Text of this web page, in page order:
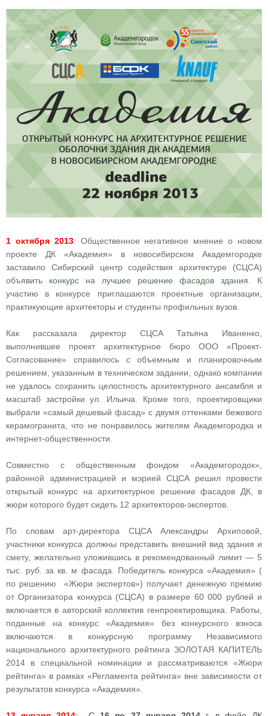
1 октября 2013: Общественное негативное мнение о новом
проекте ДК «Академия» в новосибирском Академгородке
заставило Сибирский центр содействия архитектуре (СЦСА)
объявить конкурс на лучшее решение фасадов здания . К
участию в конкурсе приглашаются проектные организации,
практикующие архитекторы и студенты профильных вузов.
Как рассказала директор СЦСА Татьяна Иваненко,
выполнившее проект архитектурное бюро ООО «Проект-
Согласование» справилось с объемным и планировочным
решением, указанным в техническом задании, однако компании
не удалось сохранить целостность архитектурного ансамбля и
масштаб застройки ул. Ильича. Кроме того, проектировщики
выбрали «самый дешевый фасад» с двумя оттенками бежевого
керамогранита, что не понравилось жителям Академгородка и
интернет-общественности.
Совместно с общественным фондом «Академгородок»,
районной администрацией и мэрией СЦСА решил провести
открытый конкурс на архитектурное решение фасадов ДК, в
жюри которого будет сидеть 12 архитекторов-экспертов.
По словам арт-директора СЦСА Александры Архиповой,
участники конкурса должны представить внешний вид здания и
смету, желательно уложившись в рекомендованный лимит — 5
тыс. руб. за кв. м фасада. Победитель конкурса «Академия» (
по решению «Жюри экспертов») получает денежную премию
от Организатора конкурса (СЦСА) в размере 60 000 рублей и
включается в авторский коллектив генпроектировщика. Работы,
поданные на конкурс «Академия» без конкурсного взноса
включаются в конкурсную программу Независимого
национального архитектурного рейтинга ЗОЛОТАЯ КАПИТЕЛЬ
2014 в специальной номинации и рассматриваются «Жюри
рейтинга» в рамках «Регламента рейтинга» вне зависимости от
результатов конкурса «Академия».